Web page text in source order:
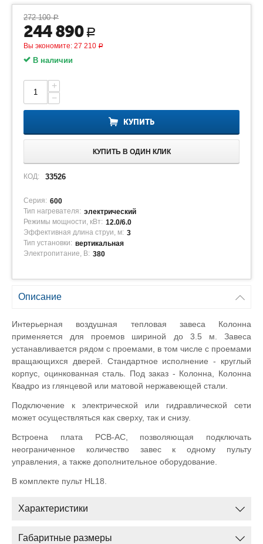
272 100 Р
244 890 Р
Вы экономите: 27 210 Р
В наличии
+
−
КУПИТЬ
КУПИТЬ В ОДИН КЛИК
КОД: 33526
Серия: 600
Тип нагревателя: электрический
Режимы мощности, кВт: 12.0/6.0
Эффективная длина струи, м: 3
Тип установки: вертикальная
Электропитание, В: 380
Описание
Интерьерная воздушная тепловая завеса Колонна
применяется для проемов шириной до 3.5 м. Завеса
устанавливается рядом с проемами, в том числе с проемами
вращающихся дверей. Стандартное исполнение - круглый
корпус, оцинкованная сталь. Под заказ - Колонна, Колонна
Квадро из глянцевой или матовой нержавеющей стали.
Подключение к электрической или гидравлической сети
может осуществляться как сверху, так и снизу.
Встроена плата PCB-AC, позволяющая подключать
неограниченное количество завес к одному пульту
управления, а также дополнительное оборудование.
В комплекте пульт HL18.
Характеристики
Габаритные размеры